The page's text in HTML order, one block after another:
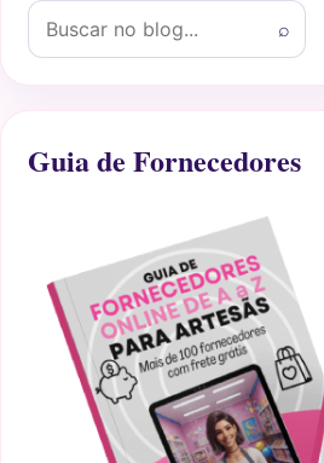
Buscar por:
⌕
Guia de Fornecedores